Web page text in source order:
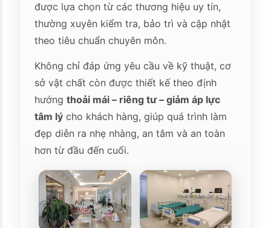
được lựa chọn từ các thương hiệu uy tín,
thường xuyên kiểm tra, bảo trì và cập nhật
theo tiêu chuẩn chuyên môn.
Không chỉ đáp ứng yêu cầu về kỹ thuật, cơ
sở vật chất còn được thiết kế theo định
hướngthoải mái – riêng tư – giảm áp lực
tâm lý cho khách hàng, giúp quá trình làm
đẹp diễn ra nhẹ nhàng, an tâm và an toàn
hơn từ đầu đến cuối.